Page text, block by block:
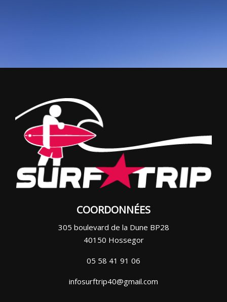
COORDONNÉES
305 boulevard de la Dune BP28
40150 Hossegor
05 58 41 91 06
infosurftrip40@gmail.com